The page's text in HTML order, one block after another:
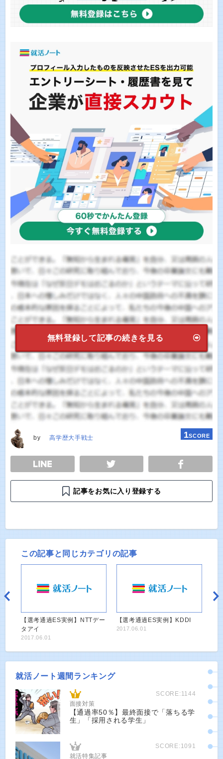
無料登録して記事の続きを見る
by 高学歴大手戦士 1SCORE
TWEET
記事をお気に入り登録する
この記事と同じカテゴリの記事
【選考通過ES実例】NTTデー
タアイ
2017.06.01
【選考通過ES実例】KDDI
2017.06.01
就活ノート週間ランキング
SCORE:1144
面接対策
【通過率50％】最終面接で「落ちる学
生」「採用される学生」
SCORE:1091
就活特集記事